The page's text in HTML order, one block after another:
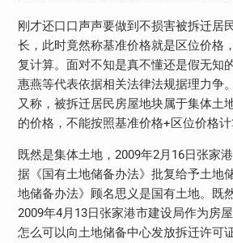
刚才还口口声声要做到不损害被拆迁居
长，此时竟然称基准价格就是区位价格
复计算。面对不知是真不懂还是假无知
惠燕等代表依据相关法律法规据理力争
又称，被拆迁居民房屋地块属于集体土
的价格，不能按照基准价格+区位价格计
既然是集体土地，2009年2月16日张家
据《国有土地储备办法》批复给予土地
地储备办法》顾名思义是国有土地。既
2009年4月13日张家港市建设局作为房
怎么可以向土地储备中心发放拆迁许可